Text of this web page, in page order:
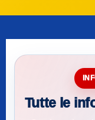
Tutte le